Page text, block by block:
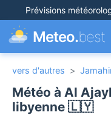
Prévisions
Meteo.best
vers d'autres >
Météo à Al
libyenne 🇱🇾